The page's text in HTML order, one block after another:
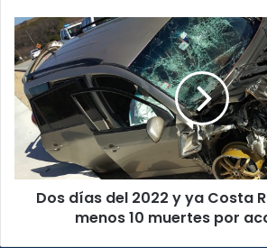
el
curso
lectivo
2021
Dos
días
del
2022
y
Costa
Rica
registra
Dos días del 2022 y ya Costa
menos 10 muertes por